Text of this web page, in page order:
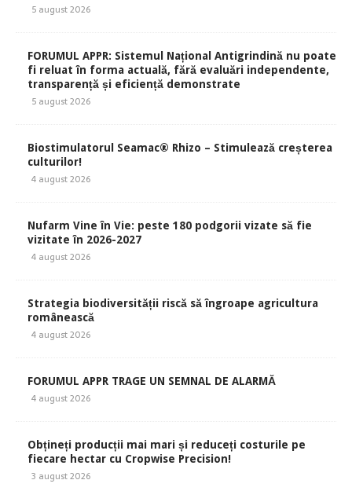
5 august 2026
FORUMUL APPR: Sistemul Național Antigrindină nu poate
fi reluat în forma actuală, fără evaluări independente,
transparență și eficiență demonstrate
5 august 2026
Biostimulatorul Seamac® Rhizo – Stimulează creșterea
culturilor!
4 august 2026
Nufarm Vine în Vie: peste 180 podgorii vizate să fie
vizitate în 2026-2027
4 august 2026
Strategia biodiversității riscă să îngroape agricultura
românească
4 august 2026
FORUMUL APPR TRAGE UN SEMNAL DE ALARMĂ
4 august 2026
Obțineți producții mai mari și reduceți costurile pe
fiecare hectar cu Cropwise Precision!
3 august 2026